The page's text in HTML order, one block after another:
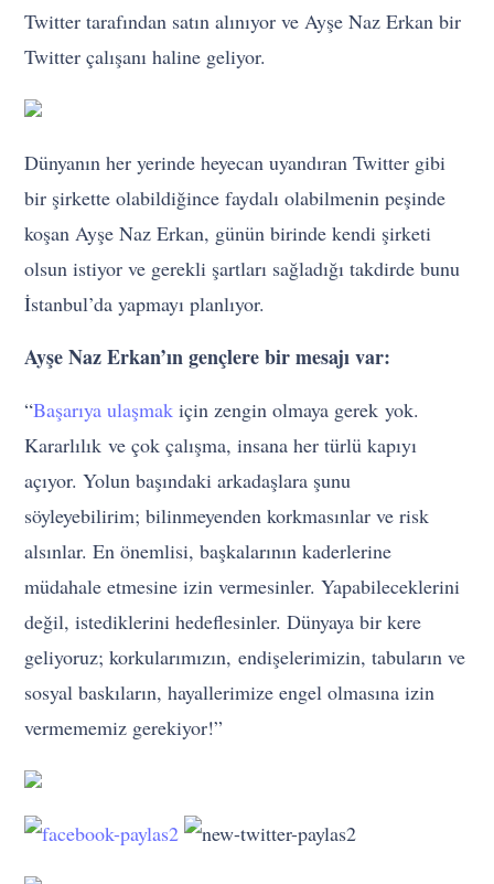
Twitter tarafından satın alınıyor ve Ayşe Naz Erkan bir
Twitter çalışanı haline geliyor.
Dünyanın her yerinde heyecan uyandıran Twitter gibi
bir şirkette olabildiğince faydalı olabilmenin peşinde
koşan Ayşe Naz Erkan, günün birinde kendi şirketi
olsun istiyor ve gerekli şartları sağladığı takdirde bunu
İstanbul’da yapmayı planlıyor.
Ayşe Naz Erkan’ın gençlere bir mesajı var:
“Başarıya ulaşmak için zengin olmaya gerek yok.
Kararlılık ve çok çalışma, insana her türlü kapıyı
açıyor. Yolun başındaki arkadaşlara şunu
söyleyebilirim; bilinmeyenden korkmasınlar ve risk
alsınlar. En önemlisi, başkalarının kaderlerine
müdahale etmesine izin vermesinler. Yapabileceklerini
değil, istediklerini hedeflesinler. Dünyaya bir kere
geliyoruz; korkularımızın, endişelerimizin, tabuların ve
sosyal baskıların, hayallerimize engel olmasına izin
vermememiz gerekiyor!”